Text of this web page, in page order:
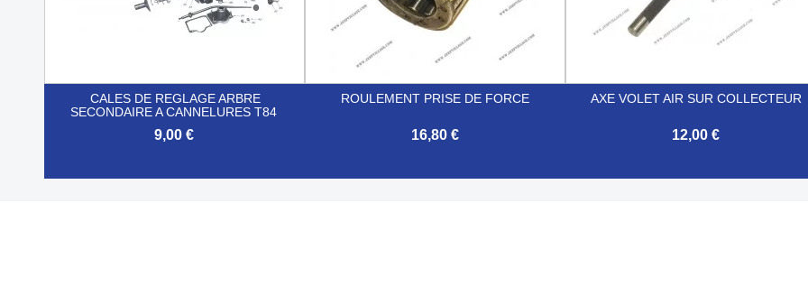
CALES DE REGLAGE ARBRE
SECONDAIRE A CANNELURES T84
9,00 €
ROULEMENT PRISE DE FORCE
16,80 €
AXE VOLET AIR SUR COLLECTEUR
12,00 €